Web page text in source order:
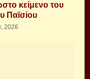
κείμενο του
Παϊσίου
2026